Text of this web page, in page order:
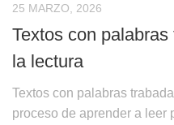
25 MARZO, 2026
Textos con
la lectura
Textos con palabras
proceso de aprender a leer